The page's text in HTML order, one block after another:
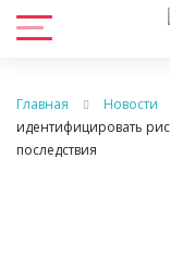
Главная Новости
идентифицировать
последствия